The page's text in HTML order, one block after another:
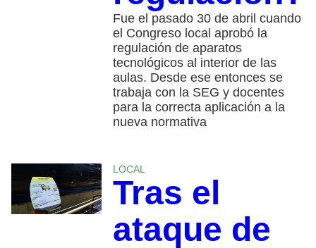
Fue el pasado 30 de abril cuando
el Congreso local aprobó la
regulación de aparatos
tecnológicos al interior de las
aulas. Desde ese entonces se
trabaja con la SEG y docentes
para la correcta aplicación a la
nueva normativa
LOCAL
Tras el
ataque de